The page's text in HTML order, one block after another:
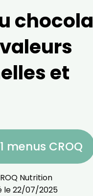
et
menus CROQ
Nutrition
le22/07/2025